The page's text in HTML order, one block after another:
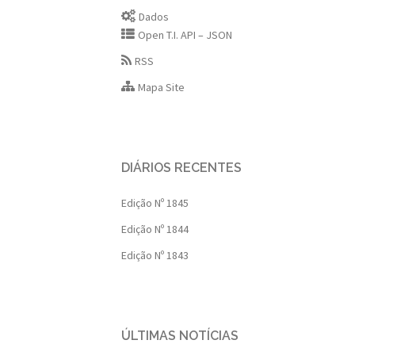
Dados
Open T.I. API – JSON
RSS
Mapa Site
DIÁRIOS RECENTES
Edição Nº 1845
Edição Nº 1844
Edição Nº 1843
ÚLTIMAS NOTÍCIAS